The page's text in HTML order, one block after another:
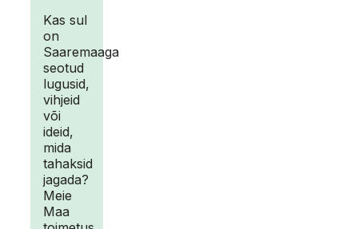
Kas sul
on
Saaremaaga
seotud
lugusid,
vihjeid
või
ideid,
mida
tahaksid
jagada?
Meie
Maa